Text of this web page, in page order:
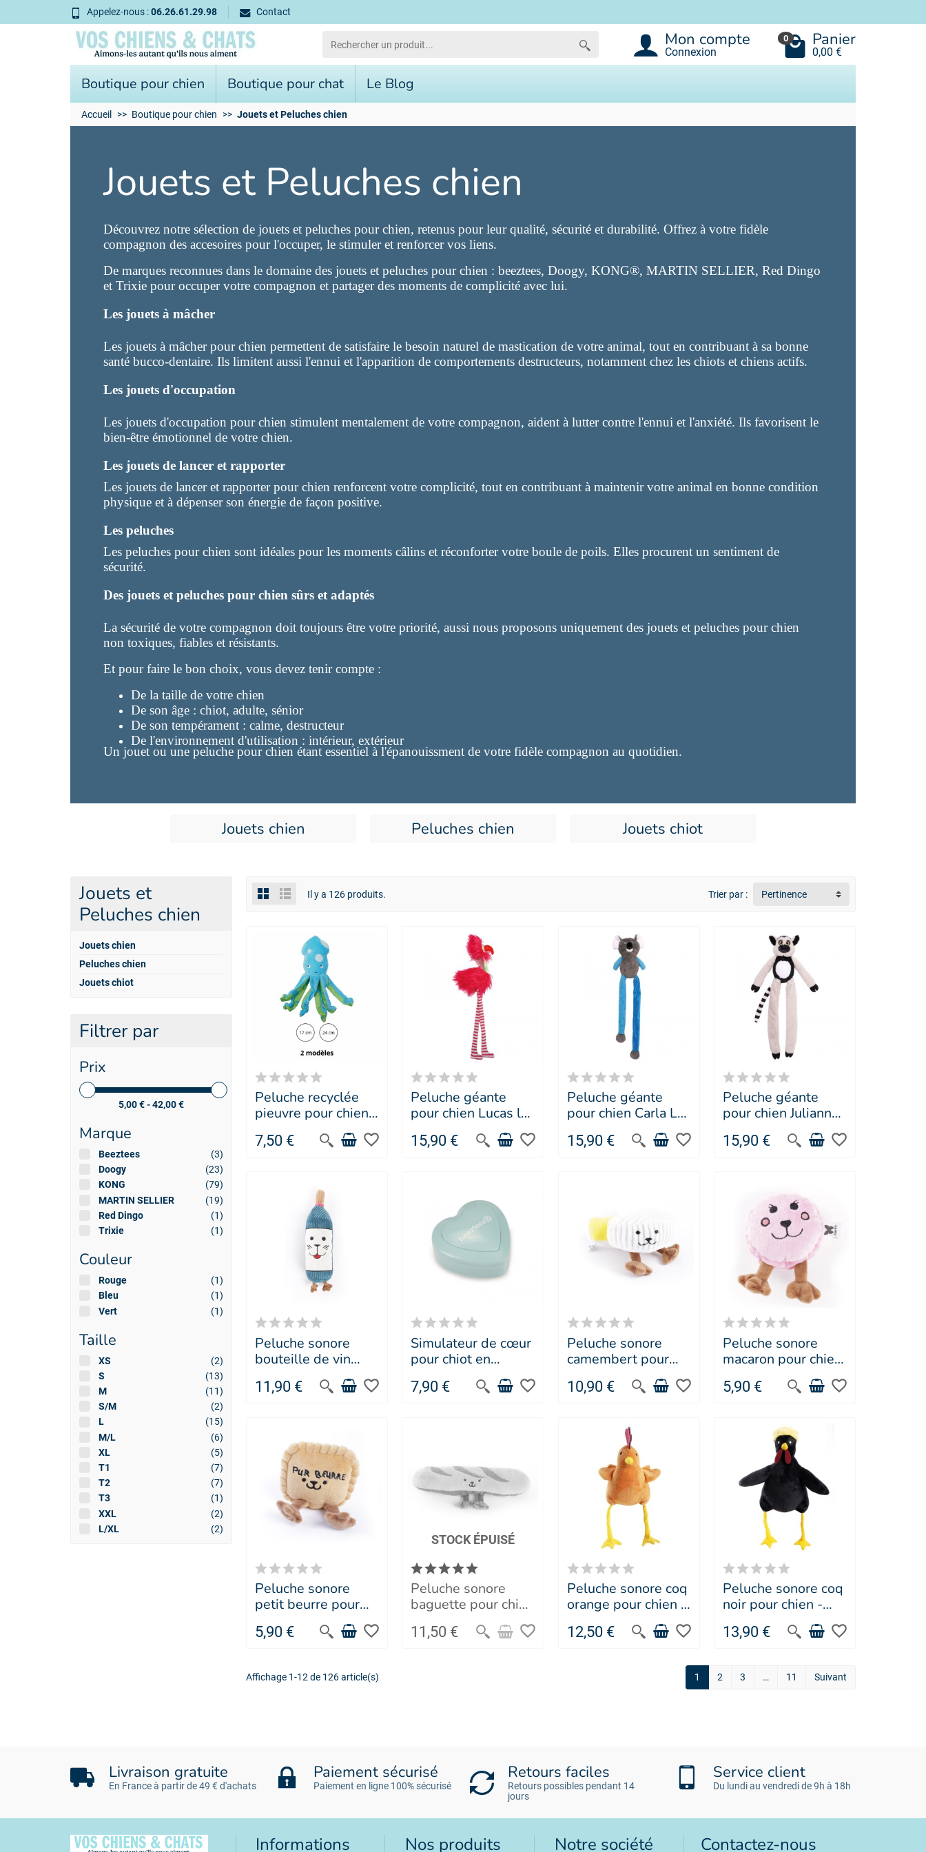
Appelez-nous :06.26.61.29.98 Contact
Mon compte
Connexion
0 Panier
0,00 €
Boutique pour chien Boutique pour chat Le Blog
Accueil Boutique pour chien Jouets et Peluches chien
Jouets et Peluches chien
Découvrez notre sélection de jouets et peluches pour chien, retenus pour leur qualité, sécurité et durabilité. Offrez à votre fidèle
compagnon des accesoires pour l'occuper, le stimuler et renforcer vos liens.
De marques reconnues dans le domaine des jouets et peluches pour chien : beeztees, Doogy, KONG®, MARTIN SELLIER, Red Dingo
et Trixie pour occuper votre compagnon et partager des moments de complicité avec lui.
Les jouets à mâcher
Les jouets à mâcher pour chien permettent de satisfaire le besoin naturel de mastication de votre animal, tout en contribuant à sa bonne
santé bucco-dentaire. Ils limitent aussi l'ennui et l'apparition de comportements destructeurs, notamment chez les chiots et chiens actifs.
Les jouets d'occupation
Les jouets d'occupation pour chien stimulent mentalement de votre compagnon, aident à lutter contre l'ennui et l'anxiété. Ils favorisent le
bien-être émotionnel de votre chien.
Les jouets de lancer et rapporter
Les jouets de lancer et rapporter pour chien renforcent votre complicité, tout en contribuant à maintenir votre animal en bonne condition
physique et à dépenser son énergie de façon positive.
Les peluches
Les peluches pour chien sont idéales pour les moments câlins et réconforter votre boule de poils. Elles procurent un sentiment de
sécurité.
Des jouets et peluches pour chien sûrs et adaptés
La sécurité de votre compagnon doit toujours être votre priorité, aussi nous proposons uniquement des jouets et peluches pour chien
non toxiques, fiables et résistants.
Et pour faire le bon choix, vous devez tenir compte :
De la taille de votre chien
De son âge : chiot, adulte, sénior
De son tempérament : calme, destructeur
De l'environnement d'utilisation : intérieur, extérieur
Un jouet ou une peluche pour chien étant essentiel à l'épanouissment de votre fidèle compagnon au quotidien.
Jouets chien Peluches chien Jouets chiot
Jouets et
Peluches chien
Jouets chien
Peluches chien
Jouets chiot
Filtrer par
Prix
5,00 € - 42,00 €
Marque
Beeztees
(3)
Doogy
(23)
KONG
(79)
MARTIN SELLIER
(19)
Red Dingo
(1)
Trixie
(1)
Couleur
Rouge
(1)
Bleu
(1)
Vert
(1)
Taille
XS
(2)
S
(13)
M
(11)
S/M
(2)
L
(15)
M/L
(6)
XL
(5)
T1
(7)
T2
(7)
T3
(1)
XXL
(2)
L/XL
(2)
Il y a 126 produits. Trier par : Pertinence
Peluche recyclée
pieuvre pour chien -
7,50 € favorite_border
Peluche géante
pour chien Lucas le
piaf - Doogy
15,90 € favorite_border
Peluche géante
pour chien Carla Le
Koala - Doogy
15,90 € favorite_border
Peluche géante
pour chien Juliann
Le Lémurien -
Doogy
15,90 € favorite_border
Peluche sonore
bouteille de vin
pour chien Les
Frenchies MARTIN
11,90 € favorite_border
Simulateur de cœur
pour chiot en
plastique vert -
Beeztees
7,90 € favorite_border
Peluche sonore
camembert pour
chien Les Frenchies
- MARTIN SELLIER
10,90 € favorite_border
Peluche sonore
macaron pour chien
Les Frenchies -
MARTIN SELLIER
5,90 € favorite_border
Peluche sonore
petit beurre pour
chien Les Frenchies
- MARTIN SELLIER
5,90 € favorite_border
STOCK ÉPUISÉ
Peluche sonore
baguette pour chien
Les Frenchies -
MARTIN SELLIER
11,50 € favorite_border
Peluche sonore coq
orange pour chien -
MARTIN SELLIER
12,50 € favorite_border
Peluche sonore coq
noir pour chien -
MARTIN SELLIER
13,90 € favorite_border
Affichage 1-12 de 126 article(s) 1 2 3 … 11 Suivant
Livraison gratuite
En France à partir de 49 € d'achats
Paiement sécurisé
Paiement en ligne 100% sécurisé
Retours faciles
Retours possibles pendant 14
jours
Service client
Du lundi au vendredi de 9h à 18h
Informations Nos produits Notre société Contactez-nous